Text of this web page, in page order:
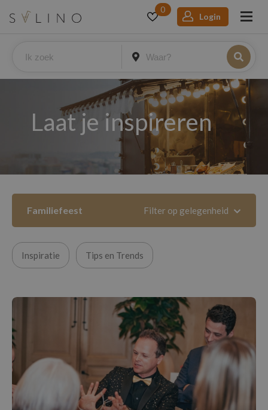
0
Login
Laat je inspireren
Familiefeest Filter op gelegenheid
Inspiratie Tips en Trends